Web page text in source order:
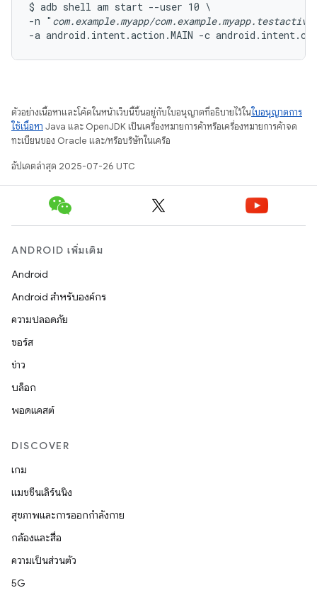
$ adb shell am start --user 10 \
-n " com.example.myapp/
-a android.intent.action.MAIN -c
ตัวอย่างเนื้อหาและโค้ดในหน้าเว็บนี้ขึ้นอยู่กับใบอนุญาตที่อธิบายไว้ในใบอนุญาตการ
ใช้เนื้อหา Java และ OpenJDK เป็นเครื่องหมายการค้าหรือเครื่องหมายการค้าจด
ทะเบียนของ Oracle และ/หรือบริษัทในเครือ
อัปเดตล่าสุด 2025-07-26 UTC
ANDROID เพิ่มเติม
Android
Android สำหรับองค์กร
ความปลอดภัย
ซอร์ส
ข่าว
บล็อก
พอดแคสต์
DISCOVER
เกม
แมชชีนเลิร์นนิง
สุขภาพและการออกกำลังกาย
กล้องและสื่อ
ความเป็นส่วนตัว
5G